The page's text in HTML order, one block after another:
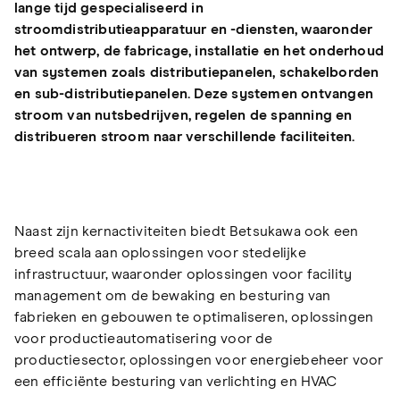
lange tijd gespecialiseerd in
stroomdistributieapparatuur en -diensten, waaronder
het ontwerp, de fabricage, installatie en het onderhoud
van systemen zoals distributiepanelen, schakelborden
en sub-distributiepanelen. Deze systemen ontvangen
stroom van nutsbedrijven, regelen de spanning en
distribueren stroom naar verschillende faciliteiten.
Naast zijn kernactiviteiten biedt Betsukawa ook een
breed scala aan oplossingen voor stedelijke
infrastructuur, waaronder oplossingen voor facility
management om de bewaking en besturing van
fabrieken en gebouwen te optimaliseren, oplossingen
voor productieautomatisering voor de
productiesector, oplossingen voor energiebeheer voor
een efficiënte besturing van verlichting en HVAC